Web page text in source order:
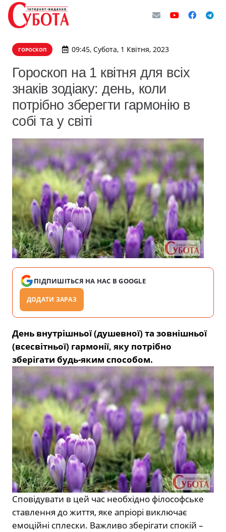
ГОРОСКОП 09:45, Субота, 1 Квітня, 2023
Гороскоп на 1 квітня для всіх
знаків зодіаку: день, коли
потрібно зберегти гармонію в
собі та у світі
ПІДПИШІТЬСЯ НА НАС В GOOGLE
ДОДАТИ ЗАРАЗ
День внутрішньої (душевної) та зовнішньої
(всесвітньої) гармонії, яку потрібно
зберігати будь-яким способом.
Сповідувати в цей час необхідно філософське
ставлення до життя, яке апріорі виключає
емоційні сплески. Важливо зберігати спокій –